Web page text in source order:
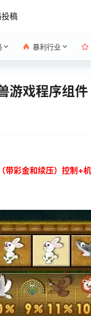
稿
暴利行业
游戏程序组
带彩金和续压）控制+